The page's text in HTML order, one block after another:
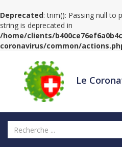
Deprecated: trim(): Passing null to
string is deprecated in
/home/clients/
coronavirus/common/
Le